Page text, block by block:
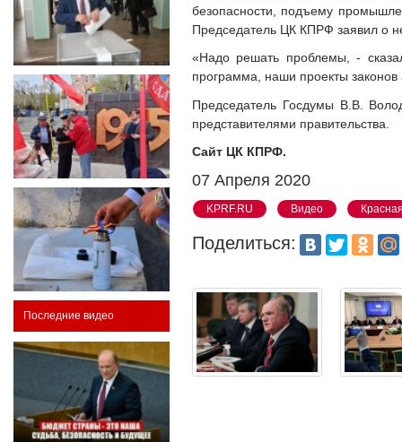
Последние видео
безопасности, подъему
Председатель ЦК КПРФ заявил о
«Надо решать проблемы, -
программа, наши проекты
Председатель Госдумы В.В.
представителями правительства.
Сайт ЦК КПРФ.
07 Апреля 2020
KPRF.RU Видео
Поделиться: